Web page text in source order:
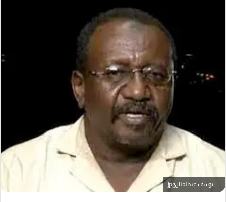
ر
ا
إ
ك
ت
ر
و
ن
ا يوسف عبدالمنانjpg